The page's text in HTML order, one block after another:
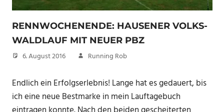
RENNWOCHENENDE: HAUSENER VOLKS-
WALDLAUF MIT NEUER PBZ
6. August 2016 Running Rob
Endlich ein Erfolgserlebnis! Lange hat es gedauert, bis
ich eine neue Bestmarke in mein Lauftagebuch